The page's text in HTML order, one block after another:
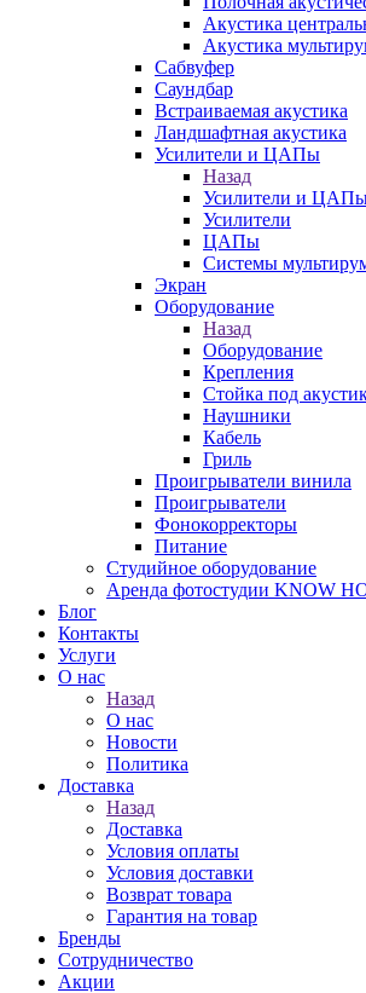
Акустика
Акустика
Сабвуфер
Саундбар
Встраиваемая акустика
Ландшафтная акустика
Усилители и ЦАПы
Назад
Усилители и
Усилители
ЦАПы
Системы
Экран
Оборудование
Назад
Оборудование
Крепления
Стойка под
Наушники
Кабель
Гриль
Проигрыватели винила
Проигрыватели
Фонокорректоры
Питание
Студийное оборудование
Аренда фотостудии KNOW
Блог
Контакты
Услуги
О нас
Назад
О нас
Новости
Политика
Доставка
Назад
Доставка
Условия оплаты
Условия доставки
Возврат товара
Гарантия на товар
Бренды
Сотрудничество
Акции